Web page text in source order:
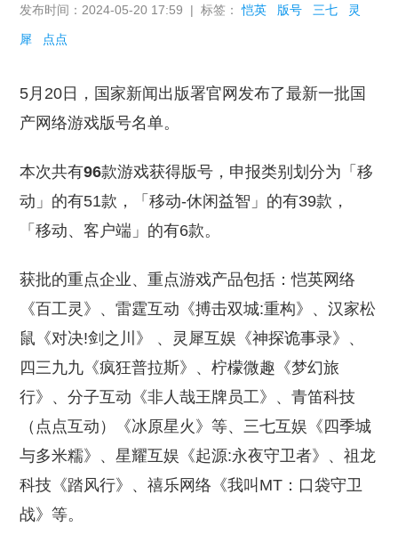
发布时间：2024-05-20 17:59 | 标签：恺英 版号 三七 灵
犀 点点
5月20日，国家新闻出版署官网发布了最新一批国
产网络游戏版号名单。
本次共有96款游戏获得版号，申报类别划分为「移
动」的有51款，「移动-休闲益智」的有39款，
「移动、客户端」的有6款。
获批的重点企业、重点游戏产品包括：恺英网络
《百工灵》、雷霆互动《搏击双城:重构》、汉家松
鼠《对决!剑之川》 、灵犀互娱《神探诡事录》、
四三九九《疯狂普拉斯》、柠檬微趣《梦幻旅
行》、分子互动《非人哉王牌员工》、青笛科技
（点点互动）《冰原星火》等、三七互娱《四季城
与多米糯》、星耀互娱《起源:永夜守卫者》、祖龙
科技《踏风行》、禧乐网络《我叫MT：口袋守卫
战》等。